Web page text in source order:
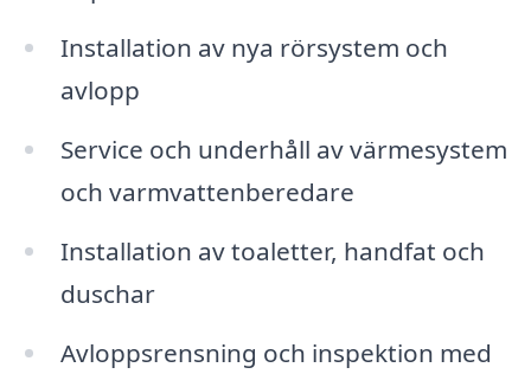
Installation av nya rörsystem och
avlopp
Service och underhåll av värmesystem
och varmvattenberedare
Installation av toaletter, handfat och
duschar
Avloppsrensning och inspektion med